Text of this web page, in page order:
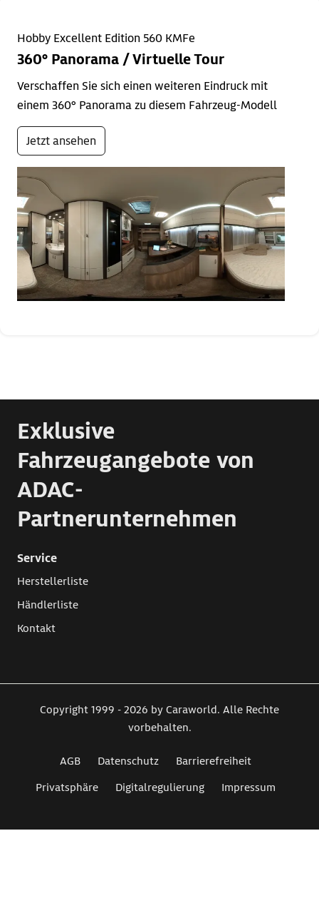
Hobby Excellent Edition 560 KMFe
360° Panorama / Virtuelle Tour
Verschaffen Sie sich einen weiteren Eindruck mit
einem 360° Panorama zu diesem Fahrzeug-Modell
Jetzt ansehen
Exklusive
Fahrzeugangebote von
ADAC-
Partnerunternehmen
Service
Herstellerliste
Händlerliste
Kontakt
Copyright 1999 - 2026 by Caraworld. Alle Rechte
vorbehalten.
AGB Datenschutz
Barrierefreiheit
Privatsphäre
Digitalregulierung Impressum